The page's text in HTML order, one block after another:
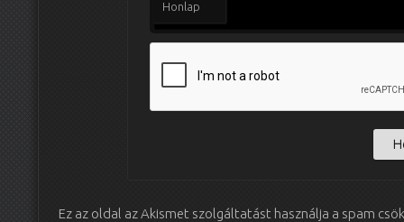
Honlap
Ez az oldal az Akismet szolgáltatást használja a spam